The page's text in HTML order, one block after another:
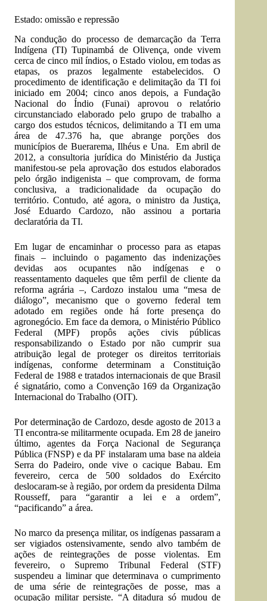
Estado: omissão e repressão
Na condução do processo de demarcação da Terra
Indígena (TI) Tupinambá de Olivença, onde vivem
cerca de cinco mil índios, o Estado violou, em todas as
etapas, os prazos legalmente estabelecidos. O
procedimento de identificação e delimitação da TI foi
iniciado em 2004; cinco anos depois, a Fundação
Nacional do Índio (Funai) aprovou o relatório
circunstanciado elaborado pelo grupo de trabalho a
cargo dos estudos técnicos, delimitando a TI em uma
área de 47.376 ha, que abrange porções dos
municípios de Buerarema, Ilhéus e Una. Em abril de
2012, a consultoria jurídica do Ministério da Justiça
manifestou-se pela aprovação dos estudos elaborados
pelo órgão indigenista – que comprovam, de forma
conclusiva, a tradicionalidade da ocupação do
território. Contudo, até agora, o ministro da Justiça,
José Eduardo Cardozo, não assinou a portaria
declaratória da TI.
Em lugar de encaminhar o processo para as etapas
finais – incluindo o pagamento das indenizações
devidas aos ocupantes não indígenas e o
reassentamento daqueles que têm perfil de cliente da
reforma agrária –, Cardozo instalou uma “mesa de
diálogo”, mecanismo que o governo federal tem
adotado em regiões onde há forte presença do
agronegócio. Em face da demora, o Ministério Público
Federal (MPF) propôs ações civis públicas
responsabilizando o Estado por não cumprir sua
atribuição legal de proteger os direitos territoriais
indígenas, conforme determinam a Constituição
Federal de 1988 e tratados internacionais de que Brasil
é signatário, como a Convenção 169 da Organização
Internacional do Trabalho (OIT).
Por determinação de Cardozo, desde agosto de 2013 a
TI encontra-se militarmente ocupada. Em 28 de janeiro
último, agentes da Força Nacional de Segurança
Pública (FNSP) e da PF instalaram uma base na aldeia
Serra do Padeiro, onde vive o cacique Babau. Em
fevereiro, cerca de 500 soldados do Exército
deslocaram-se à região, por ordem da presidenta Dilma
Rousseff, para “garantir a lei e a ordem”,
“pacificando” a área.
No marco da presença militar, os indígenas passaram a
ser vigiados ostensivamente, sendo alvo também de
ações de reintegrações de posse violentas. Em
fevereiro, o Supremo Tribunal Federal (STF)
suspendeu a liminar que determinava o cumprimento
de uma série de reintegrações de posse, mas a
ocupação militar persiste. “A ditadura só mudou de